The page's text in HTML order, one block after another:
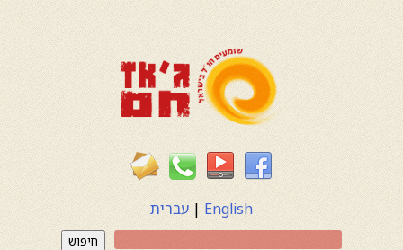
English
| עברית
חיפוש